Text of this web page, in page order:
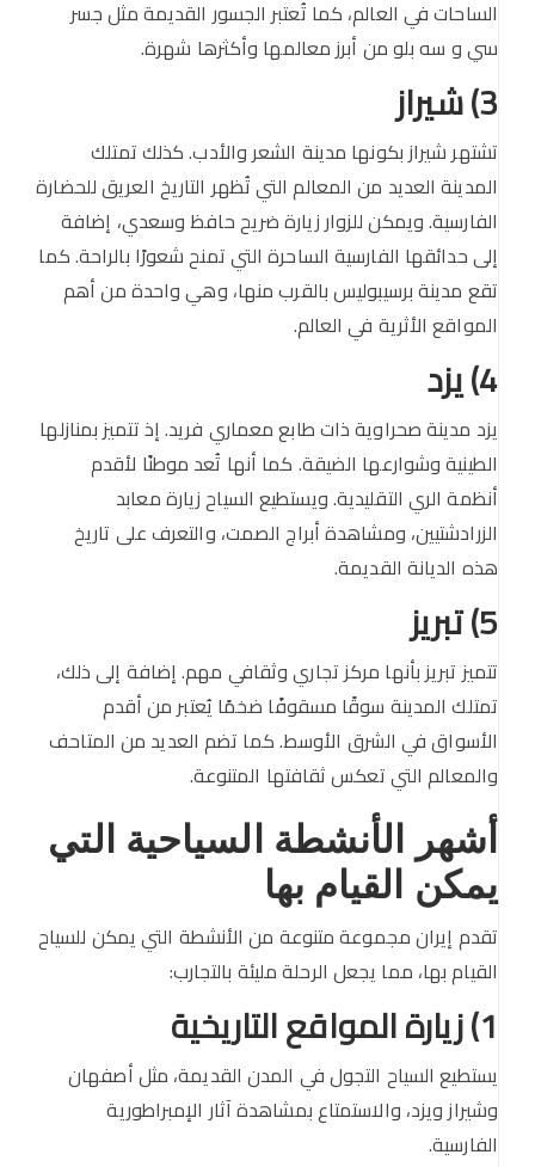
الساحات في العالم، كما تُعتبر الجسور القديمة مثل جسر
سي و سه بلو من أبرز معالمها وأكثرها شهرة.
3) شيراز
تشتهر شيراز بكونها مدينة الشعر والأدب. كذلك تمتلك
المدينة العديد من المعالم التي تُظهر التاريخ العريق للحضارة
الفارسية. ويمكن للزوار زيارة ضريح حافظ وسعدي، إضافة
إلى حدائقها الفارسية الساحرة التي تمنح شعورًا بالراحة. كما
تقع مدينة برسيبوليس بالقرب منها، وهي واحدة من أهم
المواقع الأثرية في العالم.
4) يزد
يزد مدينة صحراوية ذات طابع معماري فريد. إذ تتميز بمنازلها
الطينية وشوارعها الضيقة. كما أنها تُعد موطنًا لأقدم
أنظمة الري التقليدية. ويستطيع السياح زيارة معابد
الزرادشتيين، ومشاهدة أبراج الصمت، والتعرف على تاريخ
هذه الديانة القديمة.
5) تبريز
تتميز تبريز بأنها مركز تجاري وثقافي مهم. إضافة إلى ذلك،
تمتلك المدينة سوقًا مسقوفًا ضخمًا يُعتبر من أقدم
الأسواق في الشرق الأوسط. كما تضم العديد من المتاحف
والمعالم التي تعكس ثقافتها المتنوعة.
أشهر الأنشطة السياحية التي
يمكن القيام بها
تقدم إيران مجموعة متنوعة من الأنشطة التي يمكن للسياح
القيام بها، مما يجعل الرحلة مليئة بالتجارب:
1) زيارة المواقع التاريخية
يستطيع السياح التجول في المدن القديمة، مثل أصفهان
وشيراز ويزد، والاستمتاع بمشاهدة آثار الإمبراطورية
الفارسية.